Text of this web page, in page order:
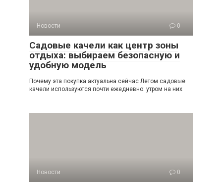
Новости 0
Садовые качели как центр зоны
отдыха: выбираем безопасную и
удобную модель
Почему эта покупка актуальна сейчас Летом садовые
качели используются почти ежедневно: утром на них
Новости 0